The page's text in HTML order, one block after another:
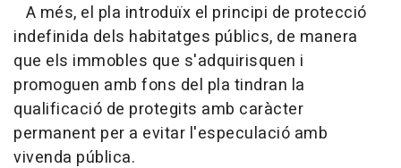
A més, el pla introduïx el principi de protecció
indefinida dels habitatges públics, de manera
que els immobles que s'adquirisquen i
promoguen amb fons del pla tindran la
qualificació de protegits amb caràcter
permanent per a evitar l'especulació amb
vivenda pública.